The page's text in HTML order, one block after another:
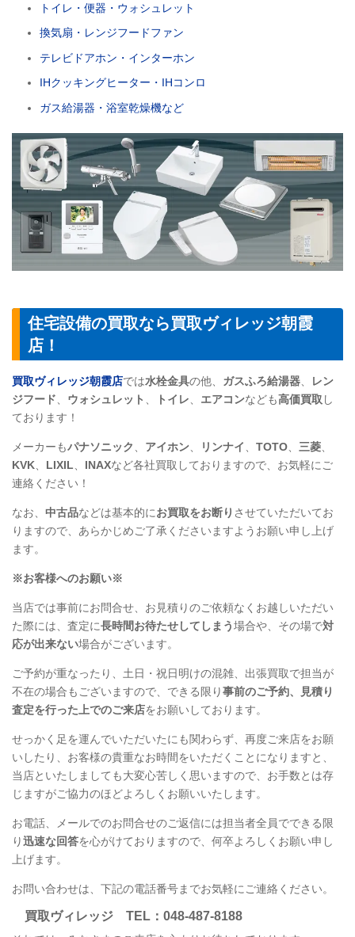
トイレ・便器・ウォシュレット
換気扇・レンジフードファン
テレビドアホン・インターホン
IHクッキングヒーター・IHコンロ
ガス給湯器・浴室乾燥機など
住宅設備の買取なら買取ヴィレッジ朝霞
店！
買取ヴィレッジ朝霞店では水栓金具の他、 ガスふろ給湯器
レン
ジフード
ウォシュレット トイレ エアコンなども高価買取 し
ております！
メーカーもパナソニック アイホン リンナイ TOTO 三菱
KVK
LIXIL INAXなど各社買取しておりますので、お気軽にご
連絡ください！
なお、 中古品などは基本的にお買取をお断り させていただいてお
りますので、あらかじめご了承くださいますようお願い申し上げ
ます。
※お客様へのお願い※
当店では事前にお問合せ、お見積りのご依頼なくお越しいただい
た際には、査定に長時間お待たせしてしまう場合や、その場で対
応が出来ない場合がございます。
ご予約が重なったり、土日・祝日明けの混雑、出張買取で担当が
不在の場合もございますので、できる限り事前のご予約、見積り
査定を行った上でのご来店をお願いしております。
せっかく足を運んでいただいたにも関わらず、再度ご来店をお願
いしたり、お客様の貴重なお時間をいただくことになりますと、
当店といたしましても大変心苦しく思いますので、お手数とは存
じますがご協力のほどよろしくお願いいたします。
お電話、メールでのお問合せのご返信には担当者全員でできる限
り迅速な回答を心がけておりますので、何卒よろしくお願い申し
上げます。
お問い合わせは、下記の電話番号までお気軽にご連絡ください。
買取ヴィレッジ TEL ：048-487-8188